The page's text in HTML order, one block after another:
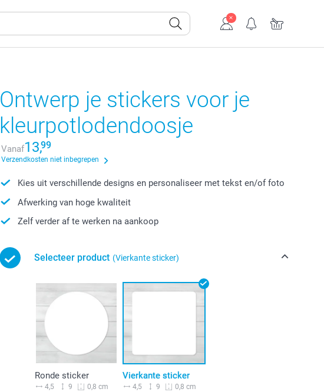
Ontwerp je stickers voor je
kleurpotlodendoosje
Vanaf13,99
Verzendkosten niet inbegrepen
Kies uit verschillende designs en personaliseer met tekst en/of foto
Afwerking van hoge kwaliteit
Zelf verder af te werken na aankoop
Selecteer product (Vierkante sticker)
Ronde sticker
4,5 9 0,8 cm
Vierkante sticker
4,5 9 0,8 cm